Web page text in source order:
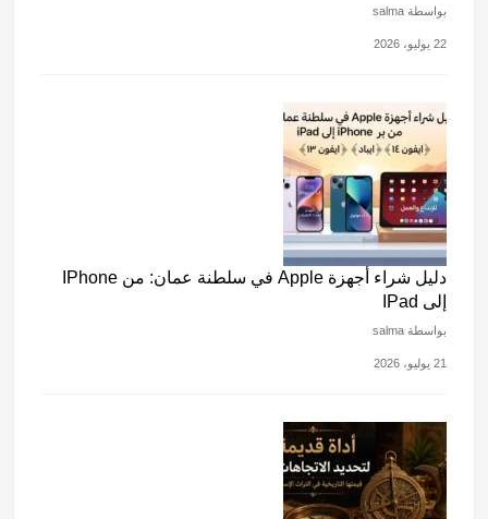
بواسطة salma
22 يوليو، 2026
دليل شراء أجهزة Apple في سلطنة عمان: من IPhone
إلى IPad
بواسطة salma
21 يوليو، 2026